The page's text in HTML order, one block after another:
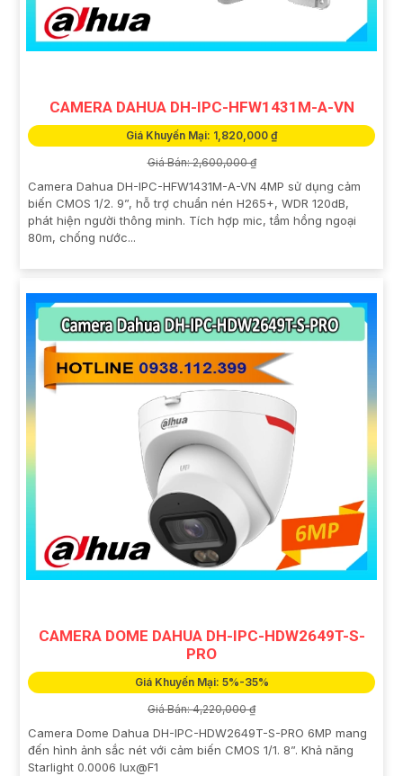
CAMERA DAHUA DH-IPC-HFW1431M-A-VN
Giá Khuyến Mại: 1,820,000 ₫
Giá Bán: 2,600,000 ₫
Camera Dahua DH-IPC-HFW1431M-A-VN 4MP sử dụng cảm
biến CMOS 1/2. 9”, hỗ trợ chuẩn nén H265+, WDR 120dB,
phát hiện người thông minh. Tích hợp mic, tầm hồng ngoại
80m, chống nước...
CAMERA DOME DAHUA DH-IPC-HDW2649T-S-
PRO
Giá Khuyến Mại: 5%-35%
Giá Bán: 4,220,000 ₫
Camera Dome Dahua DH-IPC-HDW2649T-S-PRO 6MP mang
đến hình ảnh sắc nét với cảm biến CMOS 1/1. 8”. Khả năng
Starlight 0.0006 lux@F1